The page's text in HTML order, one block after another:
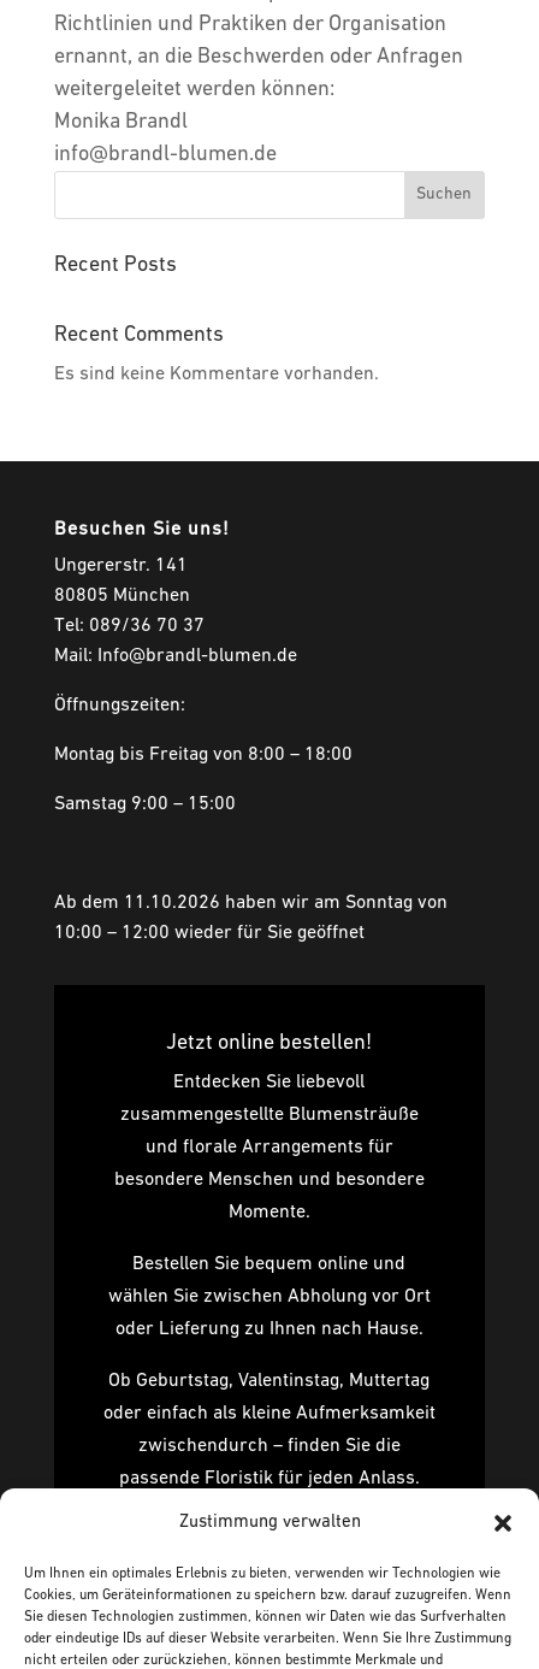
Zustimmung verwalten
Um Ihnen ein optimales Erlebnis zu bieten, verwenden wir Technologien wie
Cookies, um Geräteinformationen zu speichern bzw. darauf zuzugreifen. Wenn
Sie diesen Technologien zustimmen, können wir Daten wie das Surfverhalten
oder eindeutige IDs auf dieser Website verarbeiten. Wenn Sie Ihre Zustimmung
nicht erteilen oder zurückziehen, können bestimmte Merkmale und
Richtlinien und Praktiken der Organisation
ernannt, an die Beschwerden oder Anfragen
weitergeleitet werden können:
Monika Brandl
info@brandl-blumen.de
Suchen
Recent Posts
Recent Comments
Es sind keine Kommentare vorhanden.
Besuchen Sie uns!
Ungererstr. 141
80805 München
Tel: 089/36 70 37
Mail: Info@brandl-blumen.de
Öffnungszeiten:
Montag bis Freitag von 8:00 – 18:00
Samstag 9:00 – 15:00
Ab dem 11.10.2026 haben wir am Sonntag von
10:00 – 12:00 wieder für Sie geöffnet
Jetzt online bestellen!
Entdecken Sie liebevoll
zusammengestellte Blumensträuße
und florale Arrangements für
besondere Menschen und besondere
Momente.
Bestellen Sie bequem online und
wählen Sie zwischen Abholung vor Ort
oder Lieferung zu Ihnen nach Hause.
Ob Geburtstag, Valentinstag, Muttertag
oder einfach als kleine Aufmerksamkeit
zwischendurch – finden Sie die
passende Floristik für jeden Anlass.
Ergänzen Sie Ihre Bestellung auf
von Sheyn, Dutz oder Mobach.
zum Shop